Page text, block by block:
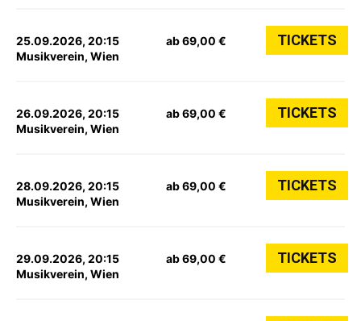
25.09.2026, 20:15
Musikverein, Wien
ab 69,00 € TICKETS
26.09.2026, 20:15
Musikverein, Wien
ab 69,00 € TICKETS
28.09.2026, 20:15
Musikverein, Wien
ab 69,00 € TICKETS
29.09.2026, 20:15
Musikverein, Wien
ab 69,00 € TICKETS